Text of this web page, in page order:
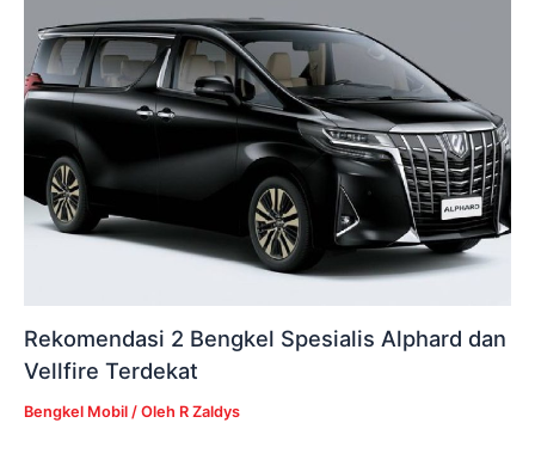
Rekomendasi 2 Bengkel Spesialis Alphard dan
Vellfire Terdekat
Bengkel Mobil / Oleh R Zaldys